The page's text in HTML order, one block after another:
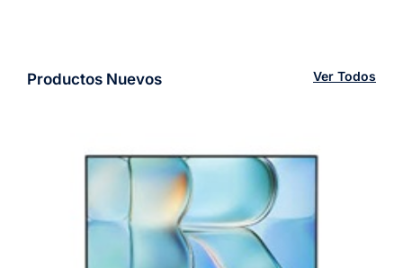
Productos Nuevos Ver Todos